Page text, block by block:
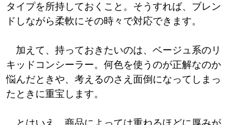
タイプを所持しておくこと。そうすれば、ブレン
ドしながら柔軟にその時々で対応できます。
加えて、持っておきたいのは、ベージュ系のリ
キッドコンシーラー。何色を使うのが正解なのか
悩んだときや、考えるのさえ面倒になってしまっ
たときに重宝します。
とはいえ、商品によっては重ねるほどに厚みが